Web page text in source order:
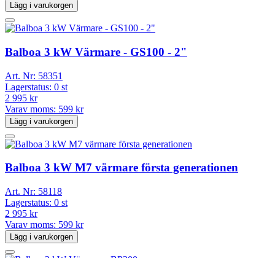
Lägg i varukorgen
Balboa 3 kW Värmare - GS100 - 2"
Art. Nr: 58351
Lagerstatus: 0 st
2 995 kr
Varav moms: 599 kr
Lägg i varukorgen
Balboa 3 kW M7 värmare första generationen
Art. Nr: 58118
Lagerstatus: 0 st
2 995 kr
Varav moms: 599 kr
Lägg i varukorgen